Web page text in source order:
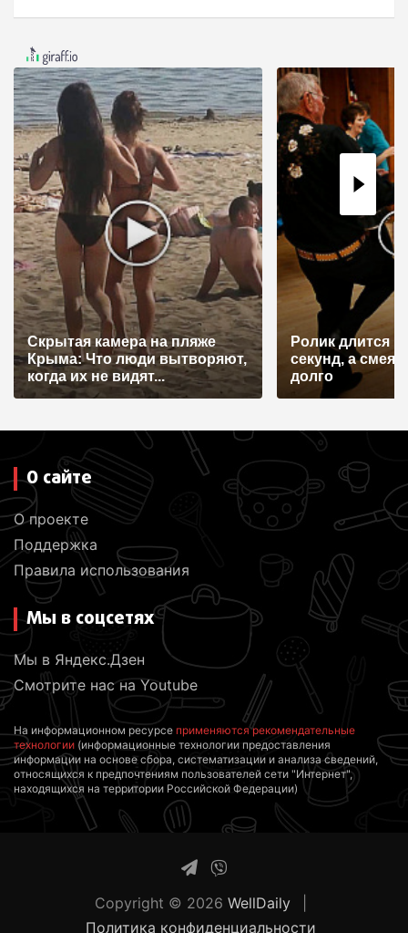
Скрытая камера на пляже
Крыма: Что люди вытворяют,
когда их не видят...
Ролик длится
секунд, а
долго
О сайте
О проекте
Поддержка
Правила использования
Мы в соцсетях
Мы в Яндекс.Дзен
Смотрите нас на Youtube
На информационном ресурсе применяются рекомендательные
технологии (информационные технологии предоставления
информации на основе сбора, систематизации и анализа сведений,
относящихся к предпочтениям пользователей сети "Интернет",
находящихся на территории Российской Федерации)
Copyright © 2026 WellDaily
Политика конфиденциальности